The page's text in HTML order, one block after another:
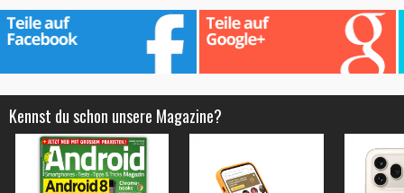
Kennst du schon unsere Magazine?